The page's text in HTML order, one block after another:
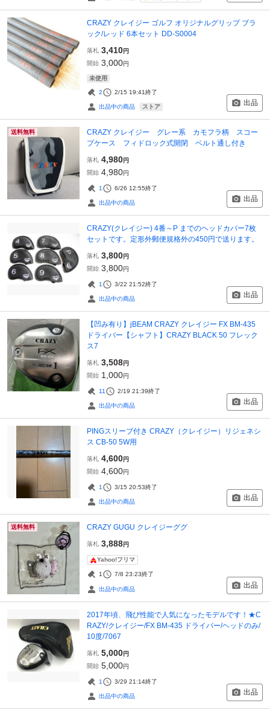
CRAZY クレイジー ゴルフ オリジナルグリップ ブラ
ック/レッド 6本セット DD-S0004
落札 3,410円
開始 3,000円
未使用
2 2/15 19:41終了
出品中の商品 ストア 出品
送料無料
CRAZY クレイジー グレー系 カモフラ柄 スコー
プケース フィドロック式開閉 ベルト通し付き
落札 4,980円
開始 4,980円
1 6/26 12:55終了
出品中の商品 出品
CRAZY(クレイジー) 4番～P までのヘッドカバー7枚
セットです。定形外郵便規格外の450円で送ります。
落札 3,800円
開始 3,800円
1 3/22 21:52終了
出品中の商品 出品
【凹み有り】jBEAM CRAZY クレイジー FX BM-435
ドライバー【シャフト】CRAZY BLACK 50 フレック
ス7
落札 3,508円
開始 1,000円
11 2/19 21:39終了
出品中の商品 出品
PINGスリーブ付き CRAZY（クレイジー）リジェネシ
ス CB-50 5W用
落札 4,600円
開始 4,600円
1 3/15 20:53終了
出品中の商品 出品
送料無料 CRAZY GUGU クレイジーググ
落札 3,888円
Yahoo!フリマ
1 7/8 23:23終了
出品中の商品 出品
2017年頃、飛び性能で人気になったモデルです！★C
RAZY/クレイジー/FX BM-435 ドライバー/ヘッドのみ/
10度/7067
落札 5,000円
開始 5,000円
1 3/29 21:14終了
出品中の商品 出品